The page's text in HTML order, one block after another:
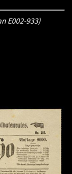
E002-933)